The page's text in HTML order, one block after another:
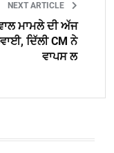
NEXT ARTICLE
ਮਾਮਲੇ ਦੀ ਅੱਜ
ਦਿੱਲੀ CM ਨੇ
ਵਾਪਸ ਲ